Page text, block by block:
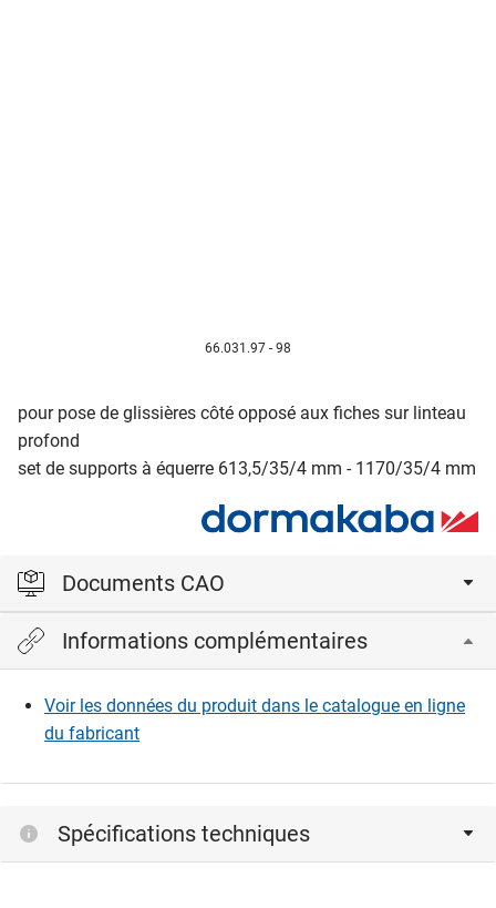
66.031.97 - 98
pour pose de glissières côté opposé aux fiches sur linteau
profond
set de supports à équerre 613,5/35/4 mm - 1170/35/4 mm
Documents CAO
Veuillez vous connecter pour afficher et télécharger les
fichiers CAD.
Informations complémentaires
Voir les données du produit dans le catalogue en ligne
du fabricant
Spécifications techniques